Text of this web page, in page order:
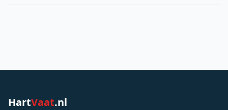
HartVaat.nl